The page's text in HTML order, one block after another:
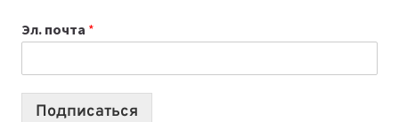
2026:
10
Эл. почта *
Подписаться